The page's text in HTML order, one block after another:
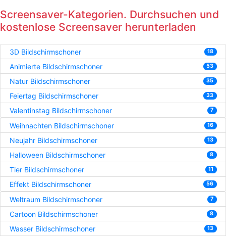
Screensaver-Kategorien. Durchsuchen und
kostenlose Screensaver herunterladen
3D Bildschirmschoner 18
Animierte Bildschirmschoner 53
Natur Bildschirmschoner 35
Feiertag Bildschirmschoner 33
Valentinstag Bildschirmschoner 7
Weihnachten Bildschirmschoner 16
Neujahr Bildschirmschoner 13
Halloween Bildschirmschoner 8
Tier Bildschirmschoner 11
Effekt Bildschirmschoner 56
Weltraum Bildschirmschoner 7
Cartoon Bildschirmschoner 8
Wasser Bildschirmschoner 13